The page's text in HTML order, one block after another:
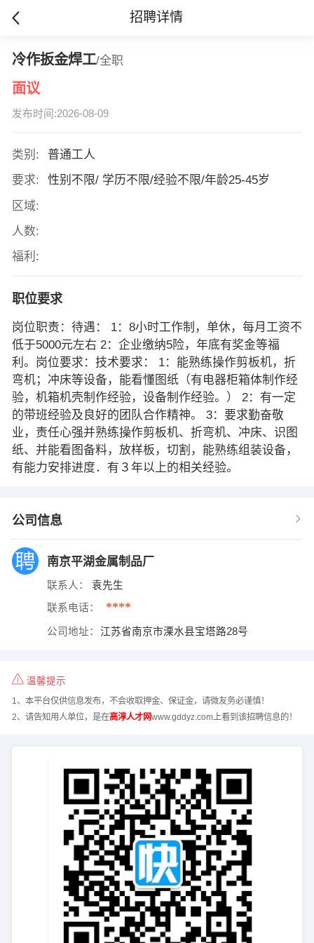
招聘详情
冷作扳金焊工/全职
面议
发布时间:2026-08-09
类别:
普通工人
要求:
性别不限/ 学历不限/经验不限/年龄25-45岁
区域:
人数:
福利:
职位要求
岗位职责：待遇： 1：8小时工作制，单休，每月工资不
低于5000元左右 2：企业缴纳5险，年底有奖金等福
利。岗位要求：技术要求： 1：能熟练操作剪板机，折
弯机；冲床等设备，能看懂图纸（有电器柜箱体制作经
验，机箱机壳制作经验，设备制作经验。） 2：有一定
的带班经验及良好的团队合作精神。 3：要求勤奋敬
业，责任心强并熟练操作剪板机、折弯机、冲床、识图
纸、并能看图备料，放样板，切割，能熟练组装设备，
有能力安排进度．有３年以上的相关经验。
公司信息
南京平湖金属制品厂
联系人： 袁先生
联系电话： ****
公司地址： 江苏省南京市溧水县宝塔路28号
温馨提示
1、本平台仅供信息发布，不会收取押金、保证金，请微友务必谨慎！
2、请告知用人单位，是在高淳人才网www.gddyz.com上看到该招聘信息的！